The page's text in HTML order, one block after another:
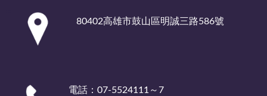
80402高雄市鼓山區明誠三路586號
電話：07-5524111～7